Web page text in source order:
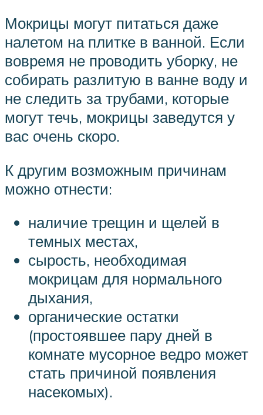
Мокрицы могут питаться даже
налетом на плитке в ванной. Если
вовремя не проводить уборку, не
собирать разлитую в ванне воду и
не следить за трубами, которые
могут течь, мокрицы заведутся у
вас очень скоро.
К другим возможным причинам
можно отнести:
наличие трещин и щелей в
темных местах,
сырость, необходимая
мокрицам для нормального
дыхания,
органические остатки
(простоявшее пару дней в
комнате мусорное ведро может
стать причиной появления
насекомых).